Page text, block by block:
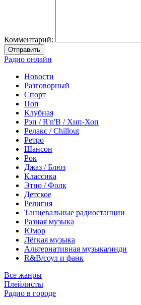
Комментарий:
Отправить
Радио онлайн
Новости
Разговорный
Спорт
Поп
Клубная
Рэп / R'n'B / Хип-Хоп
Релакс / Chillout
Ретро
Шансон
Рок
Джаз / Блюз
Классика
Этно / Фолк
Детское
Религия
Танцевальные радиостанции
Разная музыка
Юмор
Лёгкая музыка
Альтернативная музыка/инди
R&B/cоул и фанк
Все жанры
Плейлисты
Радио в городе